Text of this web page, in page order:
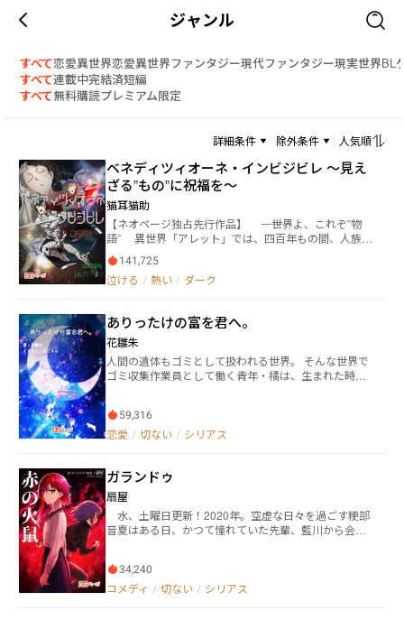
ジャンル
すべて恋愛異世界恋愛異世界ファンタジー現代ファンタジー現実世界BL
すべて連載中完結済短編
すべて無料購読プレミアム限定
詳細条件 除外条件 人気順
ベネディツィオーネ・インビジビレ ～見え
ざる”もの”に祝福を～
猫耳猫助
【ネオページ独占先行作品】 ――――世界よ、これぞ”物
語” 異世界「アレット」では、四百年もの間、人族と
魔族との和平協定「人魔不可侵協定」が存在した。
しかし、ある日突如として魔族側が協定を破棄、人族
側の領土へ侵略を開始する。 魔族に対抗しように
配されてしまう。 打つ手限られた人族は魔族と対抗
する為、次元の断層を発生させ、別世界へと移動する
禁忌魔術「次元転移魔法」を行うが...... 繋がった先
は、もう一つの世界「地球」。 ――西暦二一〇〇
年、日本上空 突如として現れた次元の断層。そこか
言う。 「異世界の方々、どうか私達の世界を助けて下
さい」と。 次元の断層により繋がった二つの世界
は、のちに「マナ」と「電子」を融合させ開発した戦
るが。 果たして、数奇か運命か。 これは、交差す
る二つの世界が織り成す、十一人の群像劇
141,725
泣ける / 熱い / ダーク
ありったけの富を君へ。
花雛朱
人間の遺体もゴミとして扱われる世界。 そんな世界で
ゴミ収集作業員として働く青年・橘は、生まれた時か
しあなたが現状を変えたいと思うのなら、また私の所
へ来て下さい」と言われ、橘の人生は大きく変わって
59,316
恋愛 / 切ない / シリアス
ガランドゥ
扇屋
水、土曜日更新！2020年。空虚な日々を過ごす粳部
音夏はある日、かつて憧れていた先輩、藍川から会い
と言われる。しかしその夜、二人は街を喰らう異形の
怪異に襲われ、彼女は命を奪われかける。藍川は人外
34,240
コメディ / 切ない / シリアス